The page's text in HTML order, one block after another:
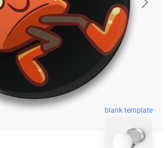
blank template